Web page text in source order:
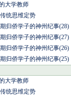
大学教师
统思维定势
归侨学子的神州纪事(28)
归侨学子的神州纪事(27)
归侨学子的神州纪事(26)
归侨学子的神州纪事(25)
大学教师
统思维定势